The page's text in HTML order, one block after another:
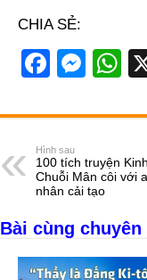
CHIA SẺ:
F
c
e
b
o
o
k
M
ss
n
g
er
W
at
A
p
Hình sau
100 tích truyện
Chuỗi Mân côi với
nhân cải tạo
Bài cùng chuyên